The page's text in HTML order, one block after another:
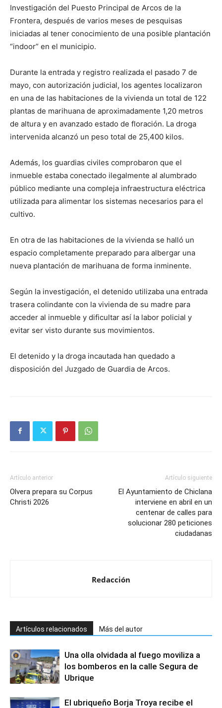
Investigación del Puesto Principal de Arcos de la
Frontera, después de varios meses de pesquisas
iniciadas al tener conocimiento de una posible plantación
“indoor” en el municipio.
Durante la entrada y registro realizada el pasado 7 de
mayo, con autorización judicial, los agentes localizaron
en una de las habitaciones de la vivienda un total de 122
plantas de marihuana de aproximadamente 1,20 metros
de altura y en avanzado estado de floración. La droga
intervenida alcanzó un peso total de 25,400 kilos.
Además, los guardias civiles comprobaron que el
inmueble estaba conectado ilegalmente al alumbrado
público mediante una compleja infraestructura eléctrica
utilizada para alimentar los sistemas necesarios para el
cultivo.
En otra de las habitaciones de la vivienda se halló un
espacio completamente preparado para albergar una
nueva plantación de marihuana de forma inminente.
Según la investigación, el detenido utilizaba una entrada
trasera colindante con la vivienda de su madre para
acceder al inmueble y dificultar así la labor policial y
evitar ser visto durante sus movimientos.
El detenido y la droga incautada han quedado a
disposición del Juzgado de Guardia de Arcos.
Artículo anterior
Olvera prepara su Corpus
Christi 2026
Artículo siguiente
El Ayuntamiento de Chiclana
interviene en abril en un
centenar de calles para
solucionar 280 peticiones
ciudadanas
Redacción
Artículos relacionados Más del autor
Una olla olvidada al fuego moviliza a
los bomberos en la calle Segura de
Ubrique
El ubriqueño Borja Troya recibe el